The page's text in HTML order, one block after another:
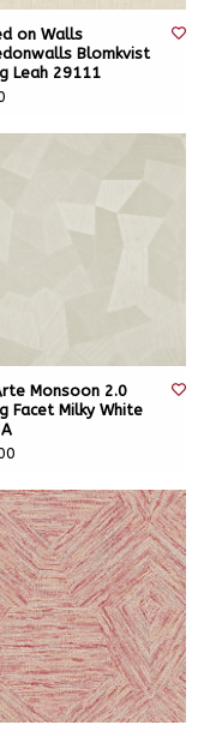
on Walls
Blomkvist
Leah 29111
Monsoon 2.0
Facet Milky White